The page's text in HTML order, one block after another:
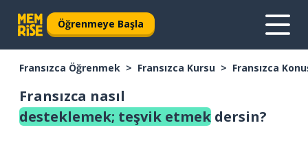
Öğrenmeye Başla
Fransızca Öğrenmek Fransızca Kursu Fransızca
Fransızca nasıl
desteklemek; teşvik etmek dersin?